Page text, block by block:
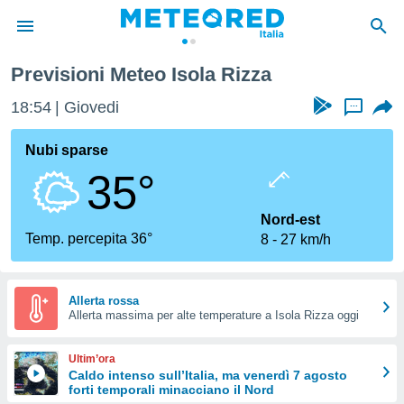
di
per
le
di
Web
le
Previsioni Meteo Isola Rizza
18:54 Giovedi ...
Nubi sparse
35°
Temp. percepita 36°
Nord-est
8
27 km/h
Allerta rossa
Allerta massima per alte temperature a Isola Rizza oggi
Ultim’ora
Caldo intenso sull’Italia, ma venerdì 7 agosto
forti temporali minacciano il Nord